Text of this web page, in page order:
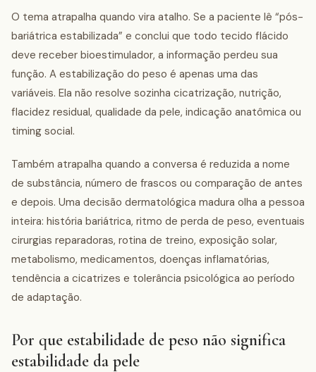
O tema atrapalha quando vira atalho. Se a paciente lê “pós-
bariátrica estabilizada” e conclui que todo tecido flácido
deve receber bioestimulador, a informação perdeu sua
função. A estabilização do peso é apenas uma das
variáveis. Ela não resolve sozinha cicatrização, nutrição,
flacidez residual, qualidade da pele, indicação anatômica ou
timing social.
Também atrapalha quando a conversa é reduzida a nome
de substância, número de frascos ou comparação de antes
e depois. Uma decisão dermatológica madura olha a pessoa
inteira: história bariátrica, ritmo de perda de peso, eventuais
cirurgias reparadoras, rotina de treino, exposição solar,
metabolismo, medicamentos, doenças inflamatórias,
tendência a cicatrizes e tolerância psicológica ao período
de adaptação.
Por que estabilidade de peso não significa
estabilidade da pele